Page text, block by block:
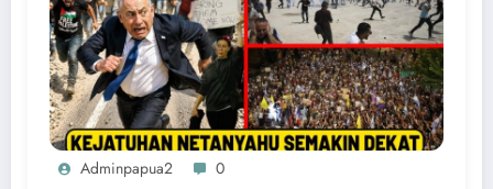
Adminpapua2 0